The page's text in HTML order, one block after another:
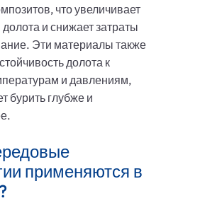
что увеличивает
и снижает затраты
Эти материалы также
долота к
и давлениям,
бурить глубже и
применяются в